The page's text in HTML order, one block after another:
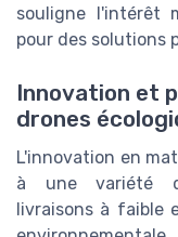
souligne l'intérêt
pour des solutions
Innovation et
drones
L'innovation en
à une variété
livraisons à faible